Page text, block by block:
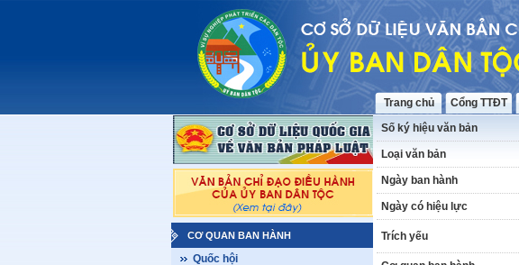
Trang chủ Cổng TTĐT
CƠ QUAN BAN HÀNH
Quốc hội
Số ký hiệu văn bản
Loại văn bản
Ngày ban hành
Ngày có hiệu lực
Trích yếu